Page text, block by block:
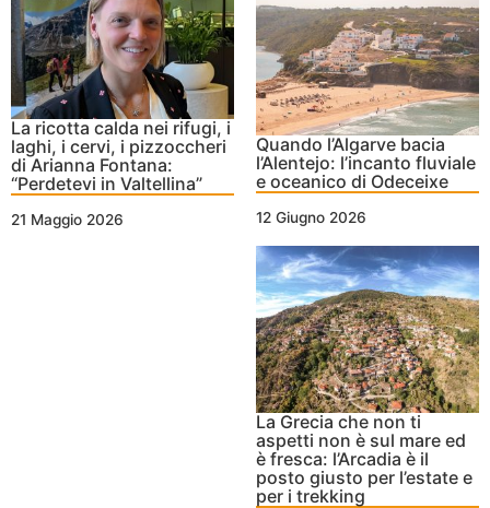
La ricotta calda nei rifugi, i
laghi, i cervi, i pizzoccheri
di Arianna Fontana:
“Perdetevi in Valtellina”
21 Maggio 2026
Quando l’Algarve bacia
l’Alentejo: l’incanto fluviale
e oceanico di Odeceixe
12 Giugno 2026
La Grecia che non ti
aspetti non è sul mare ed
è fresca: l’Arcadia è il
posto giusto per l’estate e
per i trekking